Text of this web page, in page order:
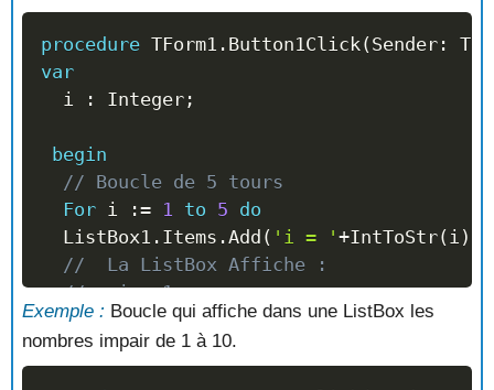
//   i = 4
//   i = 5
end ;
procedure TForm1 . Button1Click (Sender :
var
  i
: Integer ;
begin
// Boucle de 5 tours
For i := 1 to 5 do
  ListBox1
. Items .Add ( 'i = ' +IntToStr( i )
//  La ListBox Affiche :
//   i = 1
//   i = 2
//   i = 3
Exemple : Boucle qui affiche dans une ListBox les
nombres impair de 1 à 10.